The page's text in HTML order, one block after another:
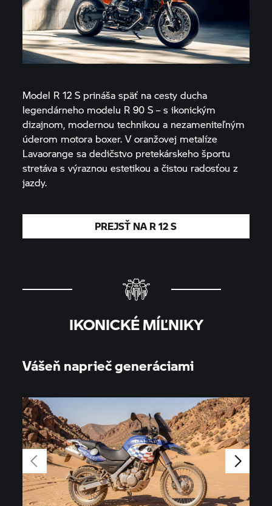
Model R 12 S prináša späť na cesty ducha
legendárneho modelu R 90 S – s ikonickým
dizajnom, modernou technikou a nezameniteľným
úderom motora boxer. V oranžovej metalíze
Lavaorange sa dedičstvo pretekárskeho športu
stretáva s výraznou estetikou a čistou radosťou z
jazdy.
PREJSŤ NA R 12 S
IKONICKÉ MÍĽNIKY
Vášeň naprieč generáciami